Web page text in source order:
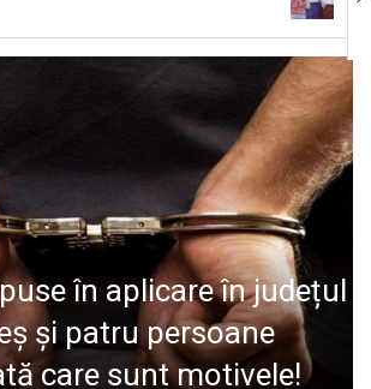
în aplicare în județul
și patru persoane
care sunt motivele!